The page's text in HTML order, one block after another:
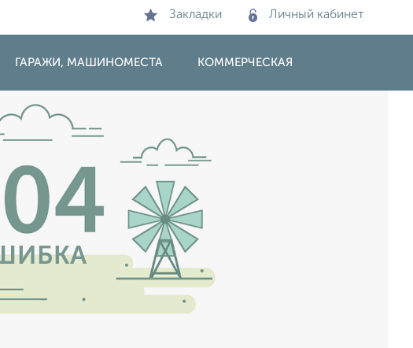
Закладки Личный кабинет
ГАРАЖИ, МАШИНОМЕСТА КОММЕРЧЕСКАЯ